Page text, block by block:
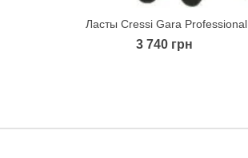
Quick view
Ласты Cressi Gara Professional
3 740 грн